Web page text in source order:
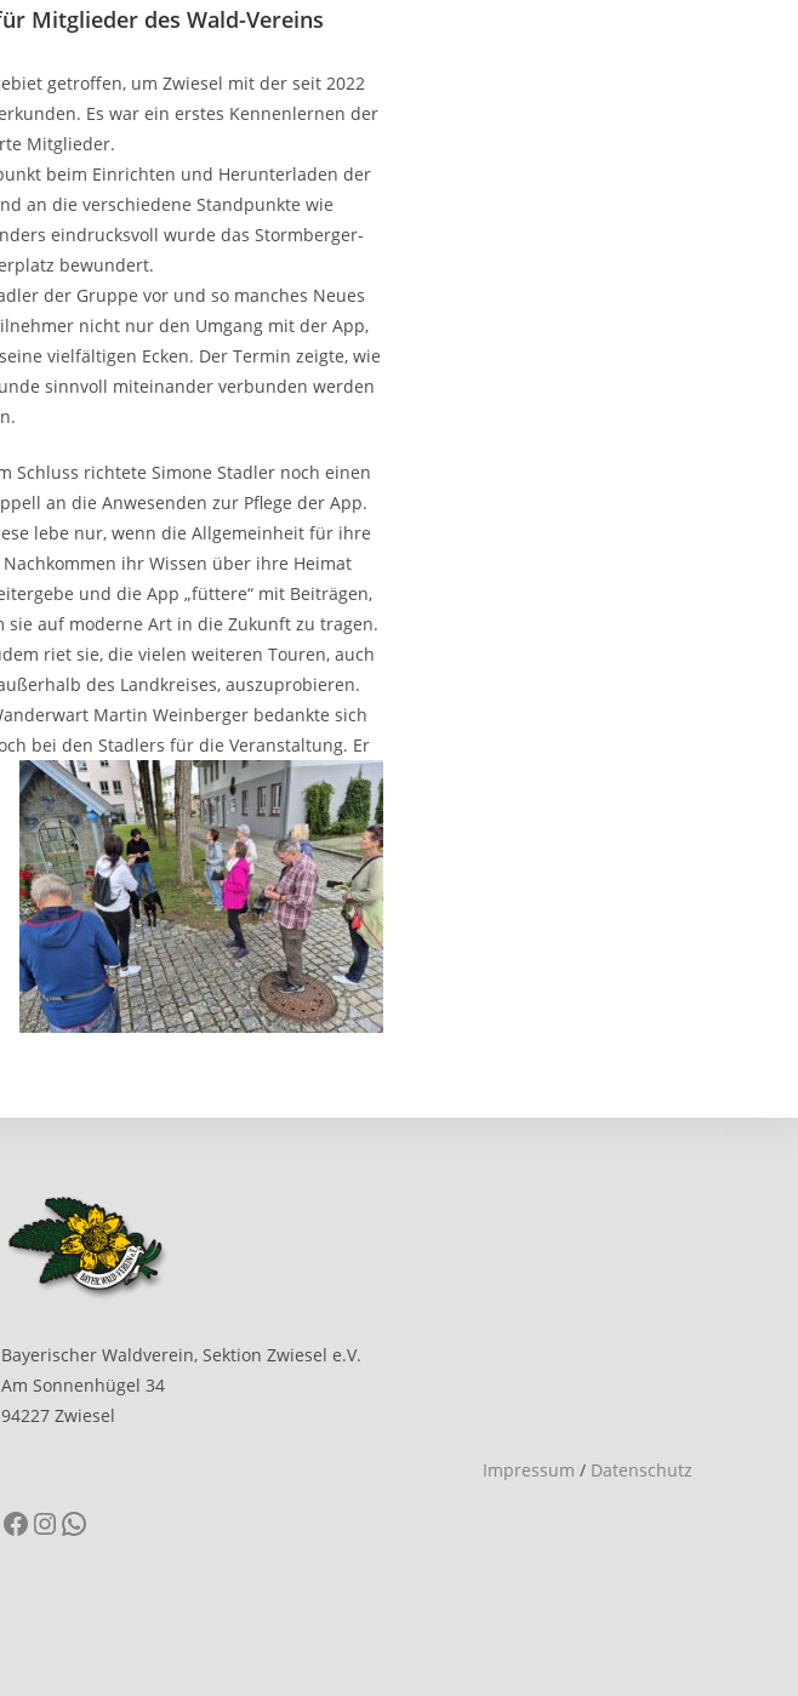
Mitglieder des Wald-Vereins
getroffen, um Zwiesel mit der seit 2022
Es war ein erstes Kennenlernen der
Mitglieder.
beim Einrichten und Herunterladen der
an die verschiedene Standpunkte wie
eindrucksvoll wurde das Stormberger-
bewundert.
der Gruppe vor und so manches Neues
nicht nur den Umgang mit der App,
vielfältigen Ecken. Der Termin zeigte, wie
sinnvoll miteinander verbunden werden
Schluss richtete Simone Stadler noch einen
an die Anwesenden zur Pflege der App.
lebe nur, wenn die Allgemeinheit für ihre
Nachkommen ihr Wissen über ihre Heimat
und die App „füttere“ mit Beiträgen,
sie auf moderne Art in die Zukunft zu tragen.
riet sie, die vielen weiteren Touren, auch
des Landkreises, auszuprobieren.
Martin Weinberger bedankte sich
bei den Stadlers für die Veranstaltung. Er
Bayerischer Waldverein, Sektion Zwiesel e.V.
Am Sonnenhügel 34
94227 Zwiesel
Impressum / Datenschutz
Facebook
Instagram
WhatsApp